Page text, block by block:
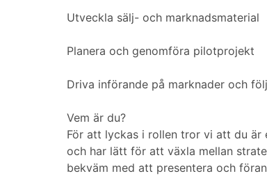
Utveckla sälj- och marknadsmaterial
Planera och genomföra pilotprojekt
Driva införande på marknader och
Vem är du?
För att lyckas i rollen tror vi att du är
och har lätt för att växla mellan
bekväm med att presentera och